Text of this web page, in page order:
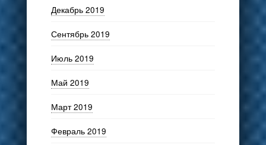
Декабрь 2019
Сентябрь 2019
Июль 2019
Май 2019
Март 2019
Февраль 2019